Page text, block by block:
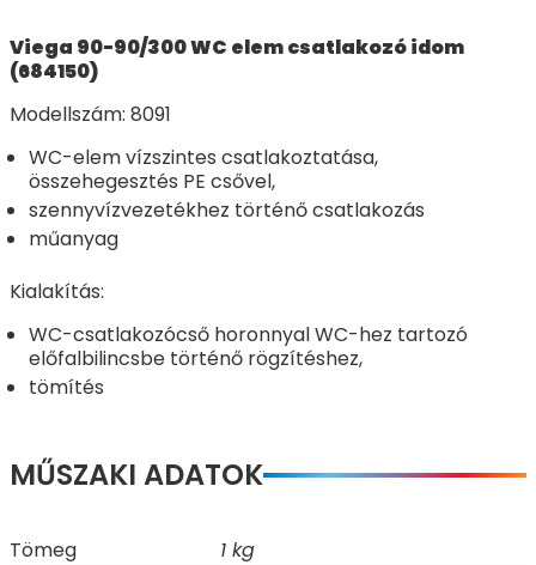
Viega 90-90/300 WC elem csatlakozó idom
(684150)
Modellszám: 8091
WC-elem vízszintes csatlakoztatása,
összehegesztés PE csővel,
szennyvízvezetékhez történő csatlakozás
műanyag
Kialakítás:
WC-csatlakozócső horonnyal WC-hez tartozó
előfalbilincsbe történő rögzítéshez,
tömítés
MŰSZAKI ADATOK
Tömeg
1 kg